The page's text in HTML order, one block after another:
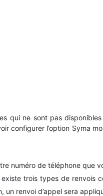
qui ne sont pas
configurer l’option Syma
numéro de téléphone que
trois types de renvois
un renvoi d’appel sera